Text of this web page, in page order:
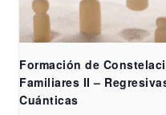
Formación de
Familiares II –
Cuánticas